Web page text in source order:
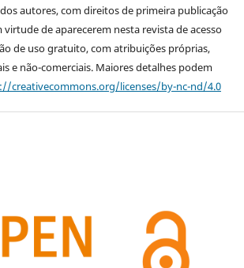
autores, com direitos de primeira publicação
virtude de aparecerem nesta revista de acesso
de uso gratuito, com atribuições próprias,
e não-comerciais. Maiores detalhes podem
creativecommons.org/licenses/by-nc-nd/4.0